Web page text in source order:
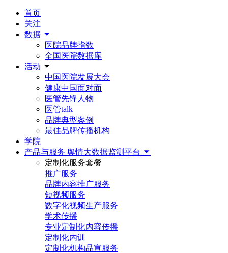
首页
关注
数据
医院品牌指数
全国医院数据库
活动
中国医院发展大会
健康中国面对面
医管先锋人物
医管talk
品牌典型案例
最佳品牌传播机构
学院
产品与服务 舆情大数据监测平台
定制化服务套餐
推广服务
品牌内容推广服务
短视频服务
数字化视频生产服务
学术传播
专业定制化内容传播
定制化内训
定制化机构品宣服务